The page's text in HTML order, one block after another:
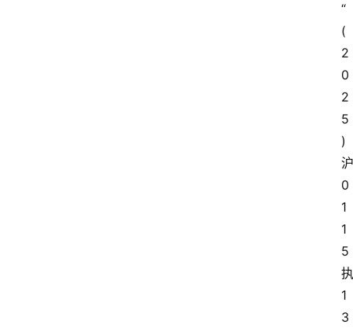
“
(
2
0
2
5
)
沪
0
1
1
5
执
1
3